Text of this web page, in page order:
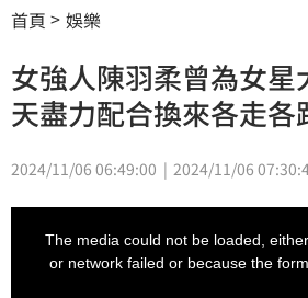
首頁 娛樂
女強人陳羽柔曾為女
天盡力配合換來各走各
2024/11/06 06:49:00 2024/11/06
The media could not be loaded,
or network failed or because the